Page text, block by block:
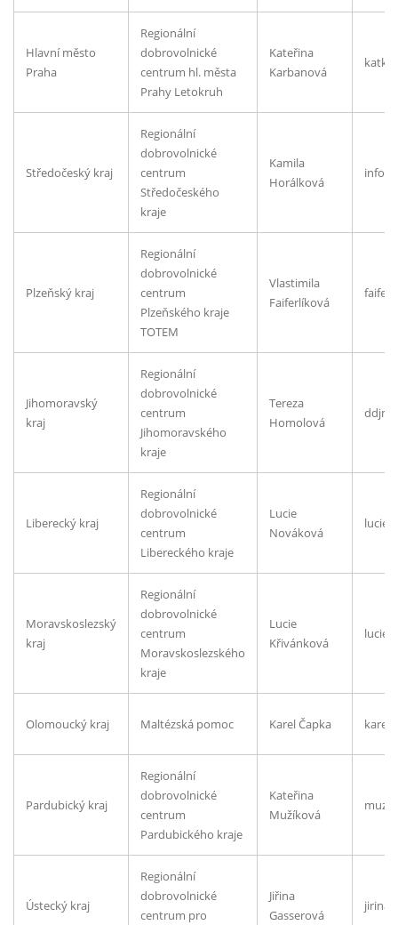
Hlavní město
Praha
Regionální
dobrovolnické
centrum hl. města
Prahy Letokruh
Kateřina
Karbanová
Středočeský kraj
Regionální
dobrovolnické
centrum
Středočeského
kraje
Kamila
Horálková
Plzeňský kraj
Regionální
dobrovolnické
centrum
Plzeňského kraje
TOTEM
Vlastimila
Faiferlíková
Jihomoravský
kraj
Regionální
dobrovolnické
centrum
Jihomoravského
kraje
Tereza
Homolová
Liberecký kraj
Regionální
dobrovolnické
centrum
Libereckého kraje
Lucie
Nováková
Moravskoslezský
kraj
Regionální
dobrovolnické
centrum
Moravskoslezského
kraje
Lucie
Křivánková
Olomoucký kraj Maltézská pomoc Karel Čapka
Pardubický kraj
Regionální
dobrovolnické
centrum
Pardubického kraje
Kateřina
Mužíková
Ústecký kraj
Regionální
dobrovolnické
centrum pro
Jiřina
Gasserová